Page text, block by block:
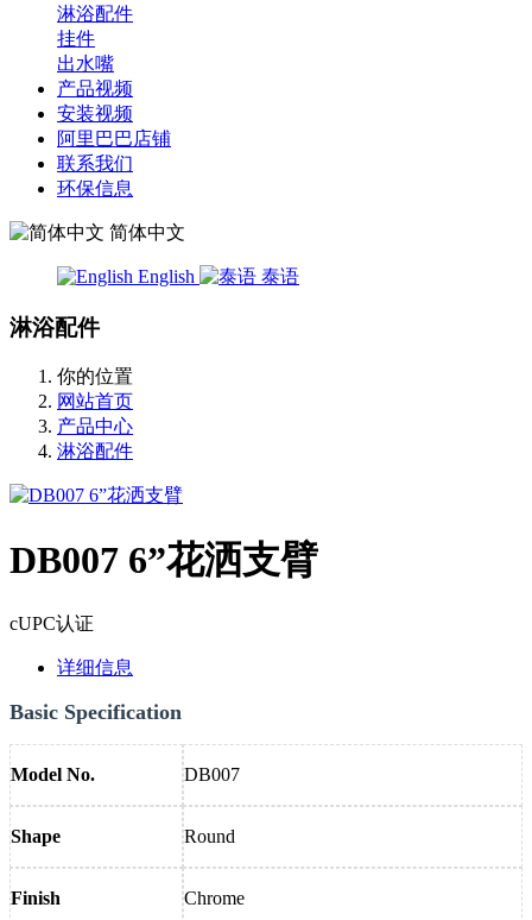
淋浴配件
挂件
出水嘴
产品视频
安装视频
阿里巴巴店铺
联系我们
环保信息
简体中文
English 泰语
淋浴配件
你的位置
网站首页
产品中心
淋浴配件
DB007 6”花洒支臂
cUPC认证
详细信息
Basic Specification
Model No. DB007
Shape Round
Finish Chrome